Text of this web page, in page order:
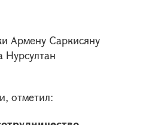
Армену Саркисяну
Нурсултан
отметил: